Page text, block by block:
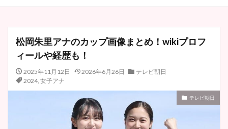
松岡朱里アナのカップ画像まとめ！wikiプロフ
ィールや経歴も！
2025年11月12日 2026年6月26日
テレビ朝日
2024, 女子アナ
テレビ朝日